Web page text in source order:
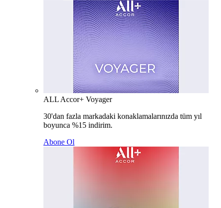
ALL Accor+ Voyager
30'dan fazla markadaki konaklamalarınızda tüm yıl
boyunca %15 indirim.
Abone Ol